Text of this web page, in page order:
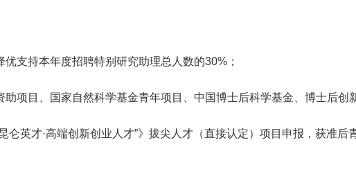
支持本年度招聘特别研究助理总人数的30%；
项目、国家自然科学基金青年项目、中国博士后科学基金、博士后创
仑英才·高端创新创业人才”》拔尖人才（直接认定）项目申报，获准后